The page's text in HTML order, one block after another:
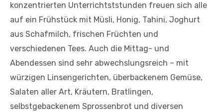
konzentrierten Unterrichtststunden freuen sich alle
auf ein Frühstück mit Müsli, Honig, Tahini, Joghurt
aus Schafmilch, frischen Früchten und
verschiedenen Tees. Auch die Mittag- und
Abendessen sind sehr abwechslungsreich – mit
würzigen Linsengerichten, überbackenem Gemüse,
Salaten aller Art, Kräutern, Bratlingen,
selbstgebackenem Sprossenbrot und diversen